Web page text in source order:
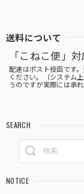
送料について
「こねこ便」
配達はポスト投函です
ください。（システム
うのですが実際には承れ
SEARCH
NOTICE